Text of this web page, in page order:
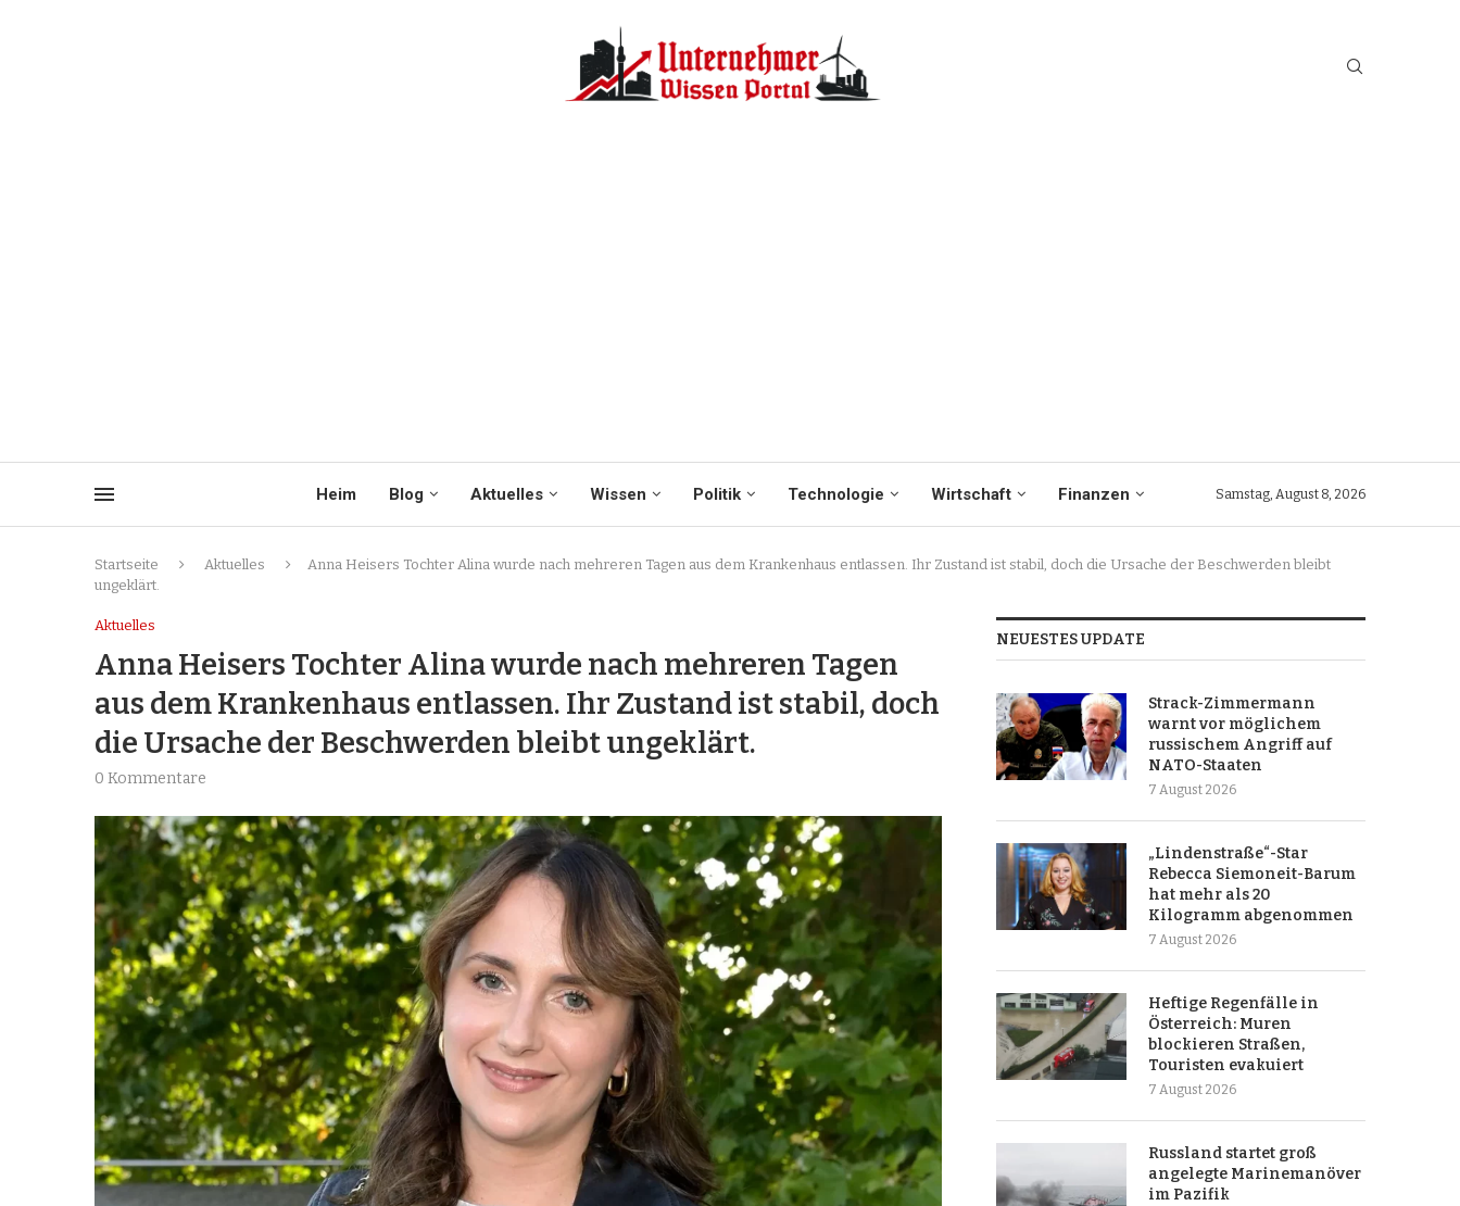
Heim Blog Aktuelles Wissen Politik Technologie Wirtschaft Finanzen Samstag, August 8, 2026
Startseite Aktuelles
Anna Heisers Tochter Alina wurde nach mehreren Tagen aus dem Krankenhaus entlassen. Ihr Zustand ist stabil, doch die Ursache der Beschwerden bleibt
ungeklärt.
Aktuelles
Anna Heisers Tochter Alina wurde nach mehreren Tagen
aus dem Krankenhaus entlassen. Ihr Zustand ist stabil, doch
die Ursache der Beschwerden bleibt ungeklärt.
0 Kommentare
NEUESTES UPDATE
Strack-Zimmermann
warnt vor möglichem
russischem Angriff auf
NATO-Staaten
7 August 2026
„Lindenstraße“-Star
Rebecca Siemoneit-Barum
hat mehr als 20
Kilogramm abgenommen
7 August 2026
Heftige Regenfälle in
Österreich: Muren
blockieren Straßen,
Touristen evakuiert
7 August 2026
Russland startet groß
angelegte Marinemanöver
im Pazifik